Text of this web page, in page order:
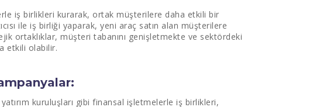
iş birlikleri kurarak, ortak müşterilere daha etkili bir
ile iş birliği yaparak, yeni araç satın alan müşterilere
ortaklıklar, müşteri tabanını genişletmekte ve sektördeki
etkili olabilir.
kuruluşları gibi finansal işletmelerle iş birlikleri,